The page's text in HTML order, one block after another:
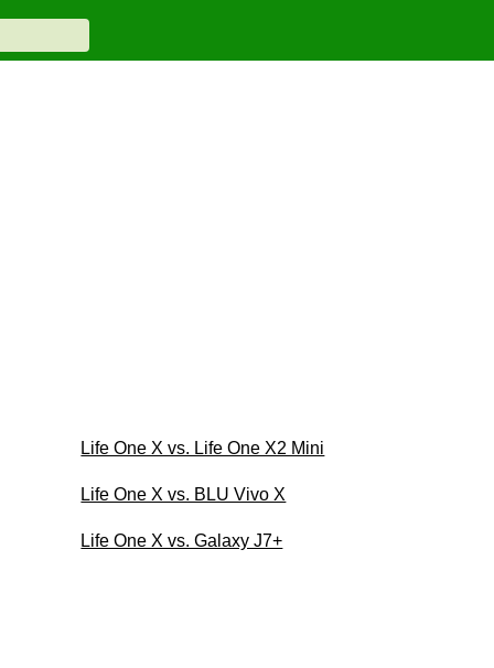
Life One X vs. Life One X2 Mini
Life One X vs. BLU Vivo X
Life One X vs. Galaxy J7+